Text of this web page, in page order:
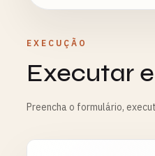
EXECUÇÃO
Executar
Preencha o formulário,